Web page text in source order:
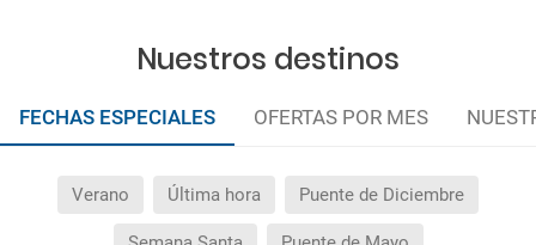
Nuestros destinos
FECHAS ESPECIALES OFERTAS POR MES
Verano Última hora Puente de Diciembre